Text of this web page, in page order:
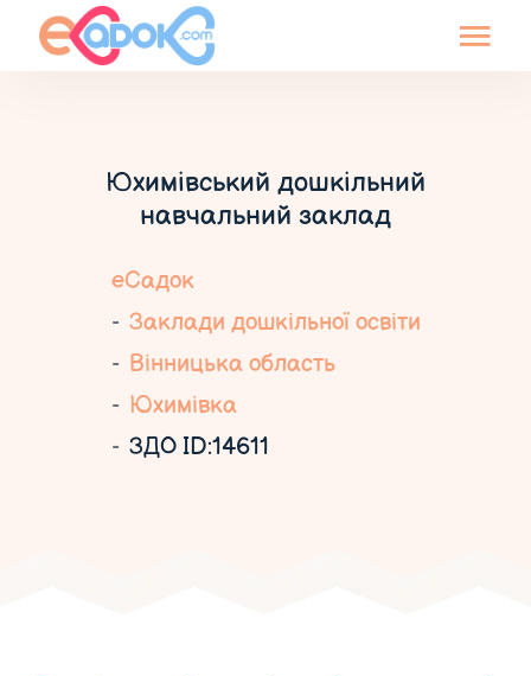
Юхимівський дошкільний
навчальний заклад
еСадок
Заклади дошкільної освіти
Вінницька область
Юхимівка
ЗДО ID:14611